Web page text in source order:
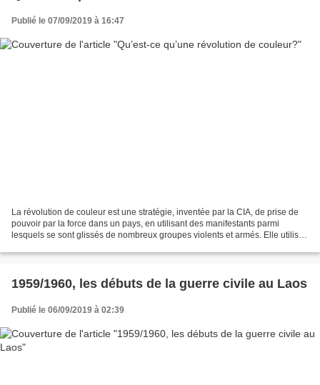
Publié le 07/09/2019 à 16:47
La révolution de couleur est une stratégie, inventée par la CIA, de prise de
pouvoir par la force dans un pays, en utilisant des manifestants parmi
lesquels se sont glissés de nombreux groupes violents et armés. Elle utilise
1959/1960, les débuts de la guerre civile au Laos
Publié le 06/09/2019 à 02:39